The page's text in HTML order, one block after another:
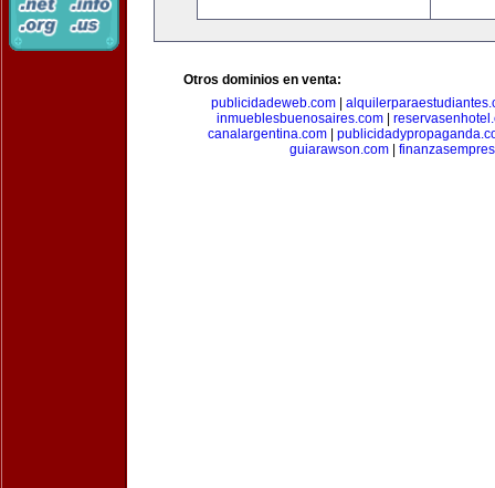
Otros dominios en venta:
publicidadeweb.com|
inmueblesbuenosaires.com
canalargentina.com|
guiarawson.com|